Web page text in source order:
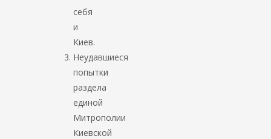
себя
и
Киев.
Неудавшиеся
попытки
раздела
единой
Митрополии
Киевской